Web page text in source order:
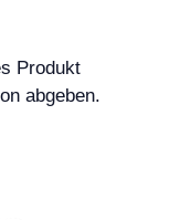
Produkt
abgeben.